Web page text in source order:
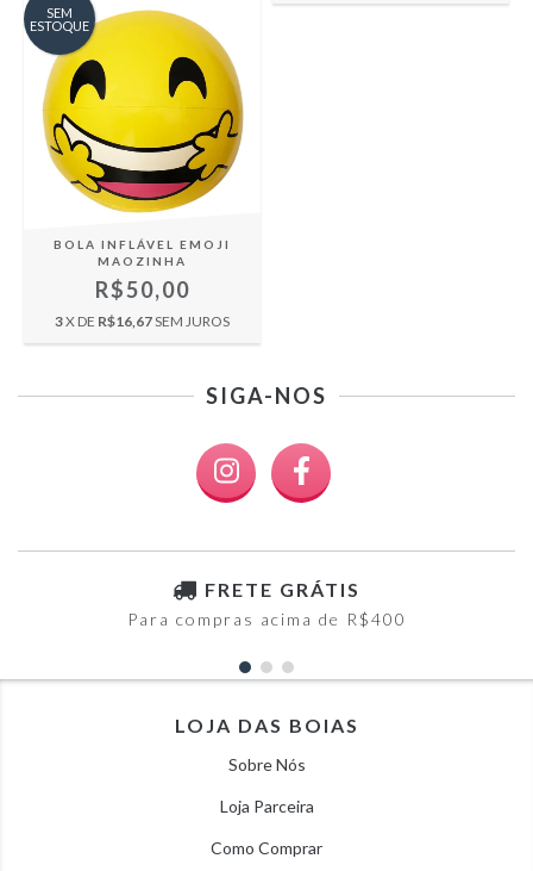
SEM
ESTOQUE
BOLA INFLÁVEL EMOJI
MAOZINHA
R$50,00
3X DE R$16,67SEM JUROS
SIGA-NOS
FRETE GRÁTIS
Para compras acima de R$400
LOJA DAS BOIAS
Sobre Nós
Loja Parceira
Como Comprar